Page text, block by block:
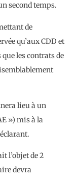
second temps.
de
qu’aux CDD et
les contrats de
lieu à un
») mis à la
l’objet de 2
devra